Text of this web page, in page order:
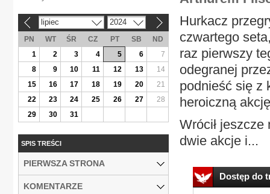
Hurkacz
czwartego
raz pierwszy
odegranej
podnieść się z
heroiczną
Wrócił
dwie akcje i...
Dostęp do
lipiec 2024
PN WT ŚR CZ PT SB
ND
1
2 3 4 5 6
7
8
9 10 11 12 13
14
15
16 17 18 19 20
21
22
23 24 25 26 27
28
29
30 31
SPIS TREŚCI
PIERWSZA STRONA
KOMENTARZE